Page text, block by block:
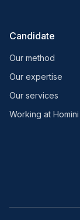
Candidate
Our method
Our expertise
Our services
Working at Homini